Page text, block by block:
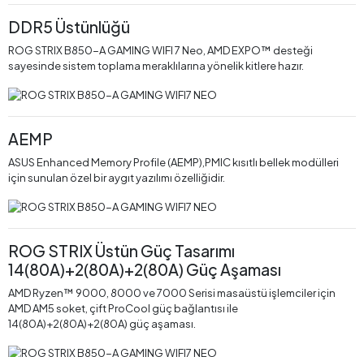
DDR5 Üstünlüğü
ROG STRIX B850-A GAMING WIFI 7 Neo, AMD EXPO™ desteği
sayesinde sistem toplama meraklılarına yönelik kitlere hazır.
AEMP
ASUS Enhanced Memory Profile (AEMP),PMIC kısıtlı bellek modülleri
için sunulan özel bir aygıt yazılımı özelliğidir.
ROG STRIX Üstün Güç Tasarımı
14(80A)+2(80A)+2(80A) Güç Aşaması
AMD Ryzen™ 9000, 8000 ve 7000 Serisi masaüstü işlemciler için
AMD AM5 soket, çift ProCool güç bağlantısı ile
14(80A)+2(80A)+2(80A) güç aşaması.